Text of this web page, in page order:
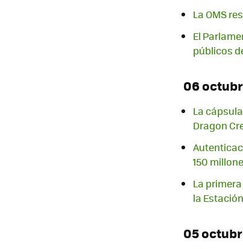
La OMS
El
públicos
06
La
Dragon
150
La
la
05